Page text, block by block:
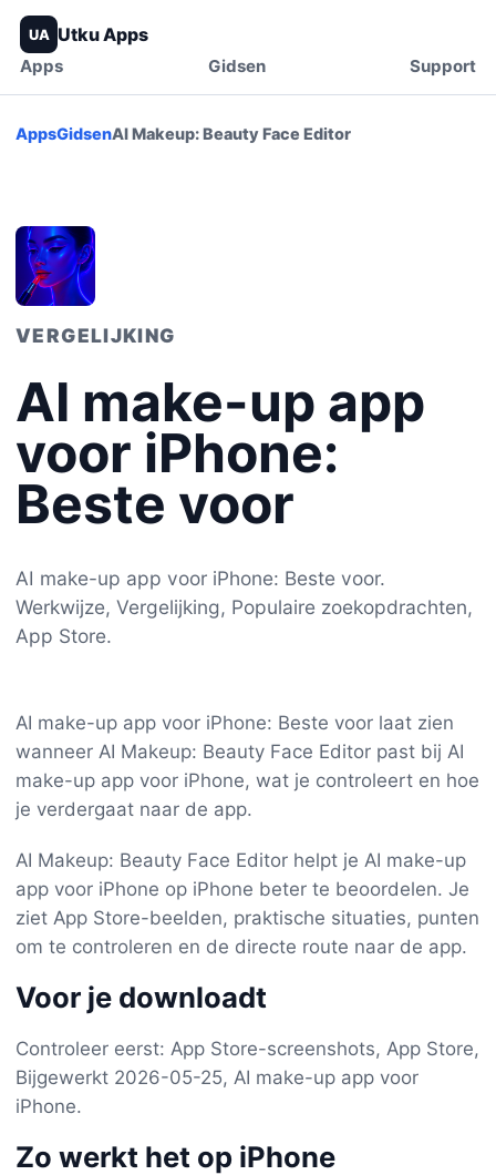
UA Utku Apps
Apps Gidsen Support
AppsGidsenAI Makeup: Beauty Face Editor
VERGELIJKING
AI make-up app
voor iPhone:
Beste voor
AI make-up app voor iPhone: Beste voor.
Werkwijze, Vergelijking, Populaire zoekopdrachten,
App Store.
AI make-up app voor iPhone: Beste voor laat zien
wanneer AI Makeup: Beauty Face Editor past bij AI
make-up app voor iPhone, wat je controleert en hoe
je verdergaat naar de app.
AI Makeup: Beauty Face Editor helpt je AI make-up
app voor iPhone op iPhone beter te beoordelen. Je
ziet App Store-beelden, praktische situaties, punten
om te controleren en de directe route naar de app.
Voor je downloadt
Controleer eerst: App Store-screenshots, App Store,
Bijgewerkt 2026-05-25, AI make-up app voor
iPhone.
Zo werkt het op iPhone